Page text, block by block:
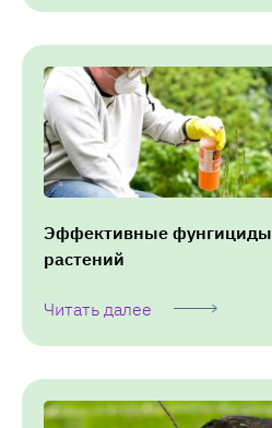
Эффективные
растений
Читать далее